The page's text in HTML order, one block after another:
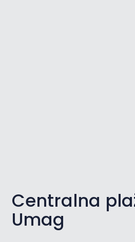
Centralna
Umag